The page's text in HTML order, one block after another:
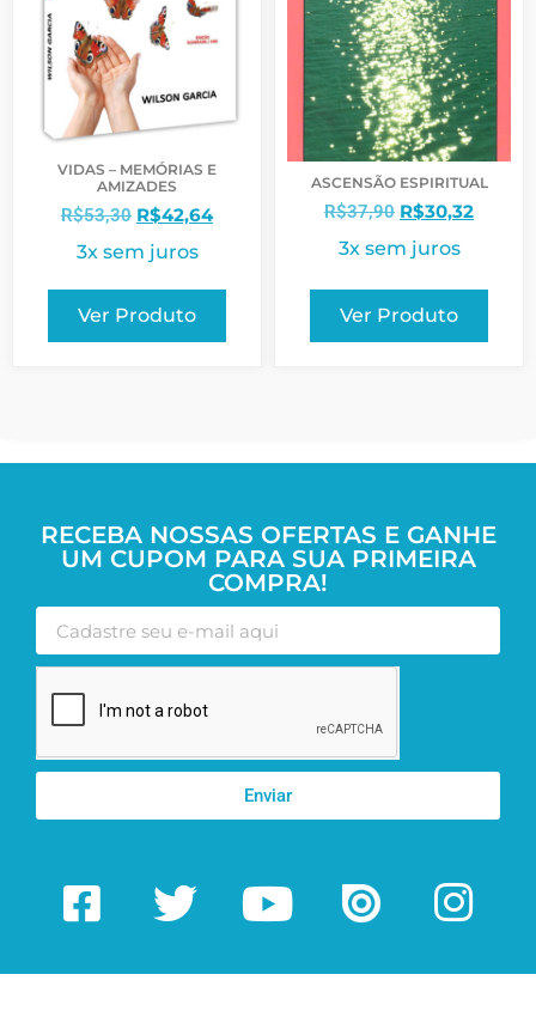
VIDAS – MEMÓRIAS E
AMIZADES
R$53,30 R$42,64
3x sem juros
Ver Produto
ASCENSÃO ESPIRITUAL
R$37,90 R$30,32
3x sem juros
Ver Produto
RECEBA NOSSAS OFERTAS E GANHE
UM CUPOM PARA SUA PRIMEIRA
COMPRA!
Enviar